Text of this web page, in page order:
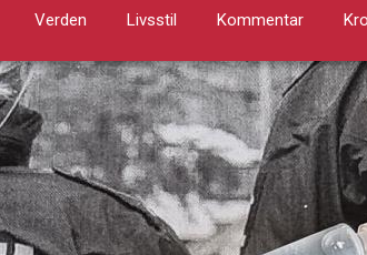
Verden Livsstil Kommentar